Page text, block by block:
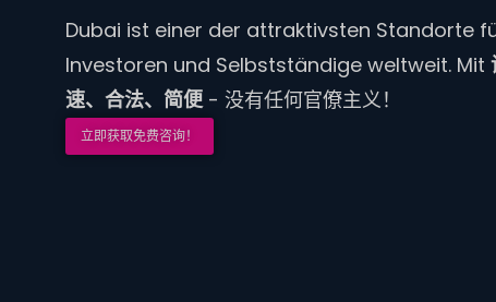
Dubai ist einer der attraktivsten Standorte
Investoren und Selbstständige weltweit. Mit
速、合法、简便- 没有任何官僚主义！
立即获取免费咨询！